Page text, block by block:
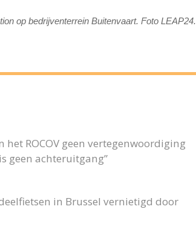
op bedrijventerrein Buitenvaart. Foto LEAP24.
ROCOV geen vertegenwoordiging
geen achteruitgang”
in Brussel vernietigd door